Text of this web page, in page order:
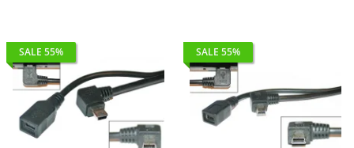
SALE 55% SALE 55%